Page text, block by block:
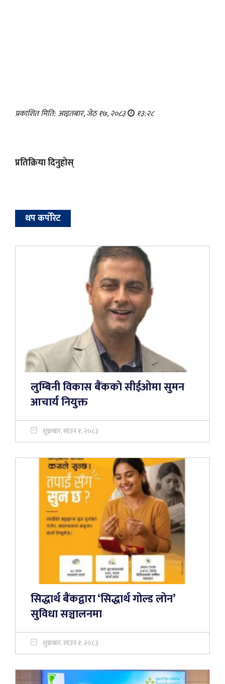
प्रकाशित मिति: आइतबार, जेठ १७, २०८३ १३:२८
प्रतिक्रिया दिनुहोस्
थप कर्पोरेट
लुम्बिनी विकास बैंककाे सीईओमा सुमन
आचार्य नियुक्त
शुक्रबार, साउन १, २०८३
सिद्धार्थ बैंकद्वारा ‘सिद्धार्थ गोल्ड लोन’
सुविधा सञ्चालनमा
शुक्रबार, साउन १, २०८३